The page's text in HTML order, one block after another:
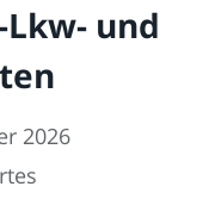
und
2026